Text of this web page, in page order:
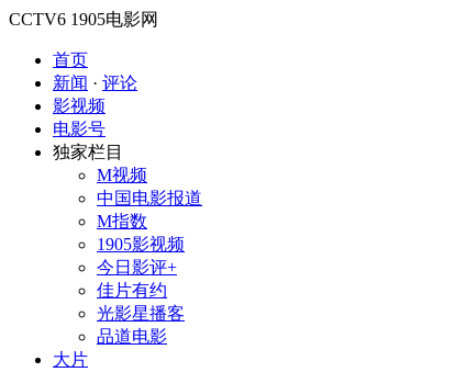
CCTV6 1905电影网
首页
新闻 · 评论
影视频
电影号
独家栏目
M视频
中国电影报道
M指数
1905影视频
今日影评+
佳片有约
光影星播客
品道电影
大片